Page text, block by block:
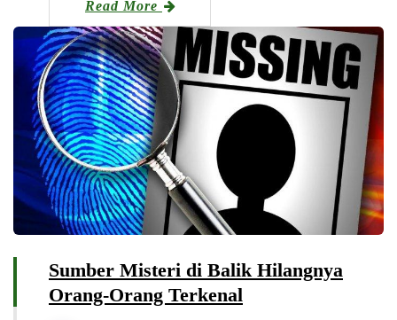
Read More
Sumber Misteri di Balik Hilangnya
Orang-Orang Terkenal